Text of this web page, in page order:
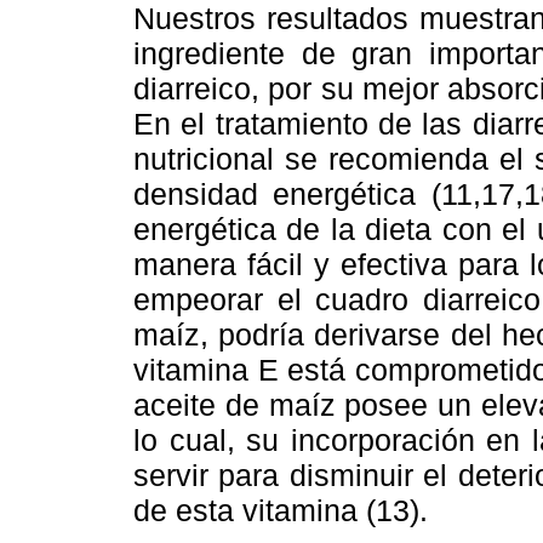
Nuestros resultados
ingrediente de gran
diarreico, por su mejor
En el tratamiento de las
nutricional se recomienda el
densidad energética
energética de la dieta con
manera fácil y efectiva para
empeorar el cuadro
maíz, podría derivarse del
vitamina E está
aceite de maíz posee un
lo cual, su incorporación en
servir para disminuir el
de esta vitamina (13).